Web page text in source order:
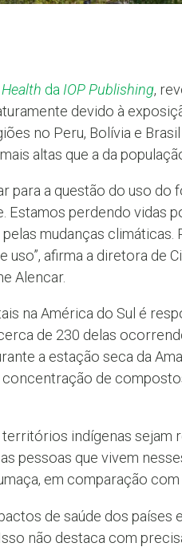
da IOP Publishing,
devido à
no Peru, Bolívia e
altas que a da
para a questão do uso do
Estamos perdendo vidas
mudanças climáticas.
afirma a diretora de
Alencar.
na América do Sul é
de 230 delas
a estação seca da
de
territórios indígenas
pessoas que vivem
em comparação com
de saúde dos países
não destaca com